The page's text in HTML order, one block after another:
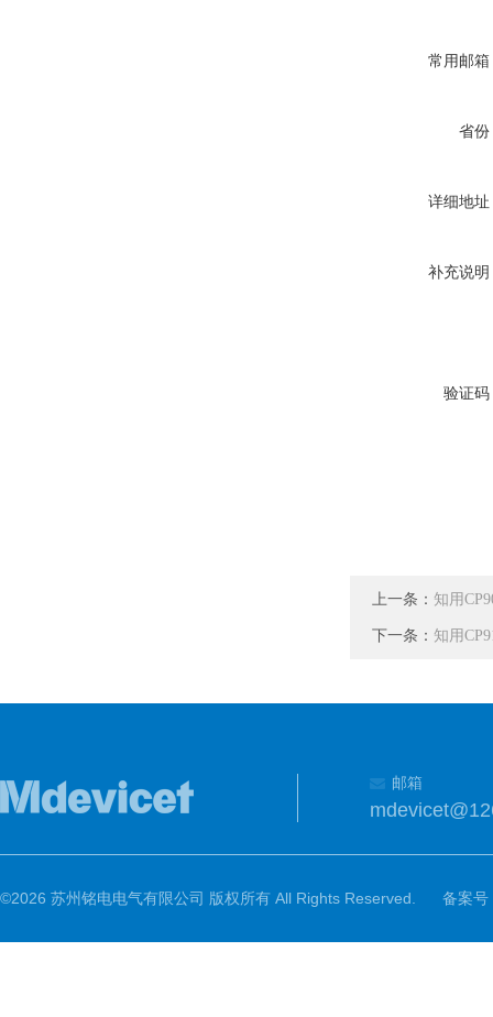
常用邮箱
省份
详细地址
补充说明
验证码
上一条： 知用
下一条： 知用
邮箱
©2026 苏州铭电电气有限公司 版权所有 All Rights Reserved. 备案号